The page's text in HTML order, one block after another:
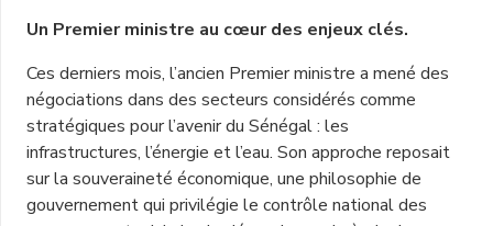
Un Premier ministre au cœur des enjeux clés.
Ces derniers mois, l’ancien Premier ministre a mené des
négociations dans des secteurs considérés comme
stratégiques pour l’avenir du Sénégal : les
infrastructures, l’énergie et l’eau. Son approche reposait
sur la souveraineté économique, une philosophie de
gouvernement qui privilégie le contrôle national des